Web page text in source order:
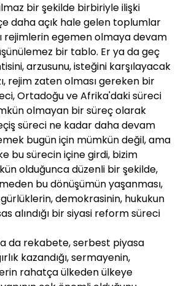
bir şekilde birbiriyle ilişki
daha açık hale gelen toplumlar
rejimlerin egemen olmaya devam
bir tablo. Er ya da geç
arzusunu, isteğini karşılayacak
rejim zaten olması gereken bir
Ortadoğu ve Afrika'daki süreci
olmayan bir süreç olarak
süreci ne kadar daha devam
bugün için mümkün değil, ama
bu sürecin içine girdi, bizim
olduğunca düzenli bir şekilde,
bu dönüşümün yaşanması,
demokrasinin, hukukun
alındığı bir siyasi reform süreci
da rekabete, serbest piyasa
kazandığı, sermayenin,
rahatça ülkeden ülkeye